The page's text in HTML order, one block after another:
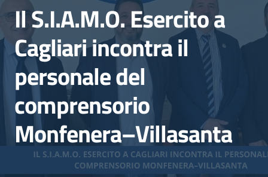
Il S.I.A.M.O. Esercito a
Cagliari incontra il
personale del
comprensorio
Monfenera–Villasanta